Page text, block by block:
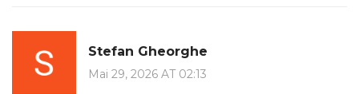
Stefan Gheorghe
Mai 29, 2026 AT 02:13